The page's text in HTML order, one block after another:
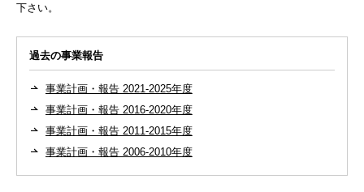
下さい。
過去の事業報告
事業計画・報告 2021-2025年度
事業計画・報告 2016-2020年度
事業計画・報告 2011-2015年度
事業計画・報告 2006-2010年度